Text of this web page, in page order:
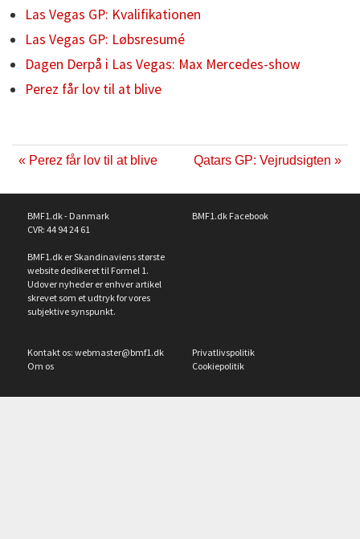
Las Vegas GP: Kvalifikationen
Las Vegas GP: Løbsresumé
Dagen Derpå i Las Vegas: Max Mercedes-show
Perez får lov til at blive
« Perez får lov til at blive Qatars GP: Vejrudsigten »
BMF1.dk - Danmark
CVR: 44 94 24 61
BMF1.dk er Skandinaviens største
website dedikeret til Formel 1.
Udover nyheder er enhver artikel
skrevet som et udtryk for vores
subjektive synspunkt.
BMF1.dk Facebook
Kontakt os: webmaster@bmf1.dk
Om os
Privatlivspolitik
Cookiepolitik